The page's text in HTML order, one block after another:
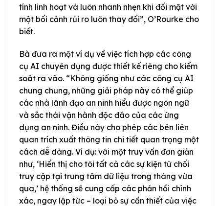
tính linh hoạt và luôn nhanh nhẹn khi đối mặt với
một bối cảnh rủi ro luôn thay đổi”, O’Rourke cho
biết.
Bà đưa ra một ví dụ về việc tích hợp các công
cụ AI chuyên dụng được thiết kế riêng cho kiểm
soát ra vào. “Không giống như các công cụ AI
chung chung, những giải pháp này có thể giúp
các nhà lãnh đạo an ninh hiểu được ngôn ngữ
và sắc thái vận hành độc đáo của các ứng
dụng an ninh. Điều này cho phép các bên liên
quan trích xuất thông tin chi tiết quan trọng một
cách dễ dàng. Ví dụ: với một truy vấn đơn giản
như, ‘Hiển thị cho tôi tất cả các sự kiện từ chối
truy cập tại trung tâm dữ liệu trong tháng vừa
qua,’ hệ thống sẽ cung cấp các phản hồi chính
xác, ngay lập tức – loại bỏ sự cần thiết của việc